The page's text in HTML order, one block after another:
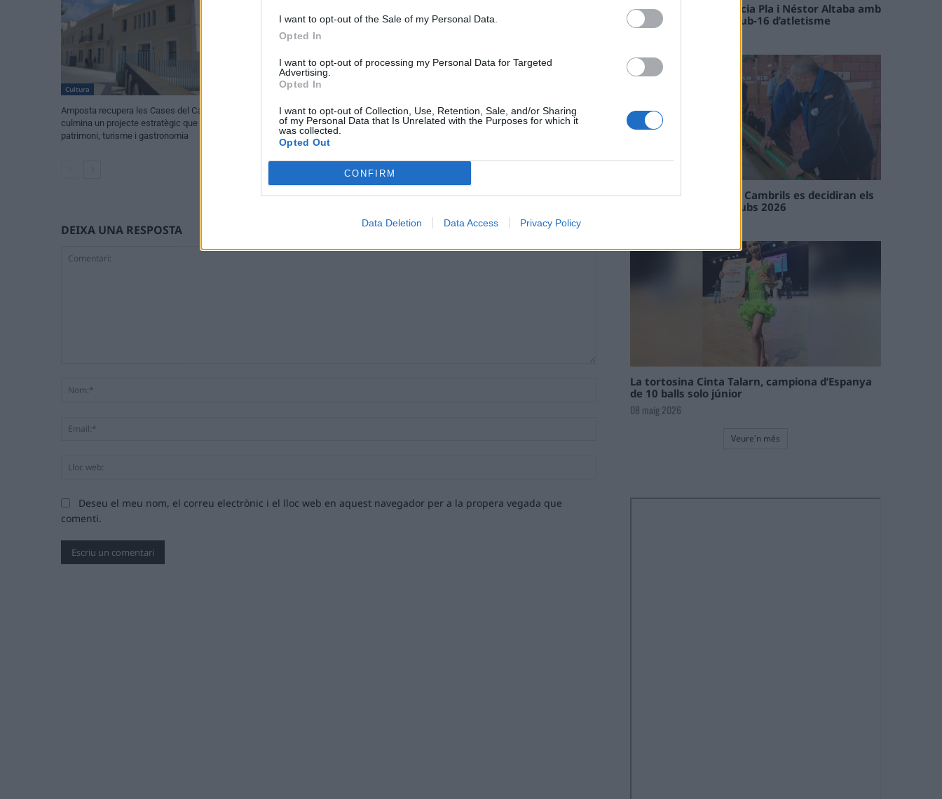
I want to opt-out of the Sale of my Personal Data.
Opted In
I want to opt-out of processing my Personal Data for Targeted
Advertising.
Opted In
I want to opt-out of Collection, Use, Retention, Sale, and/or Sharing
of my Personal Data that Is Unrelated with the Purposes for which it
was collected.
Opted Out
CONFIRM
Data Deletion Data Access Privacy Policy
Cultura
Amposta recupera les Cases del Castell i
culmina un projecte estratègic que vincula
patrimoni, turisme i gastronomia
Els vestits de paper guanyen força
enguany amb més modistes i gairebé 40
peces a concurs
“L’eclipsi serà una oportunitat també per a
gaudir de les Festes Majors d’Amposta”
DEIXA UNA RESPOSTA
Deseu el meu nom, el correu electrònic i el lloc web en aquest navegador per a la propera vegada que
comenti.
Paula Sintorres, Patrícia Pla i Néstor Altaba amb
la selecció catalana sub-16 d’atletisme
En les tirades de Flix i Cambrils es decidiran els
campions de l’Interclubs 2026
La tortosina Cinta Talarn, campiona d’Espanya
de 10 balls solo júnior
08 maig 2026
Veure'n més